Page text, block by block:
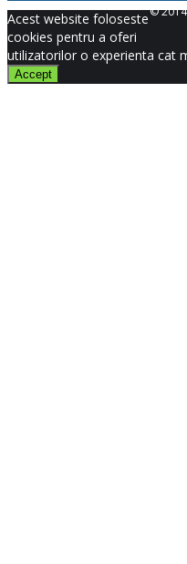
©
Acest website foloseste
cookies pentru a oferi
utilizatorilor o experienta cat
Accept